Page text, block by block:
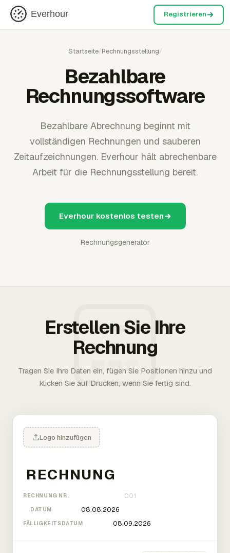
Everhour Registrieren
Startseite/Rechnungsstellung/
Bezahlbare
Rechnungssoftware
Bezahlbare Abrechnung beginnt mit
vollständigen Rechnungen und sauberen
Zeitaufzeichnungen. Everhour hält abrechenbare
Arbeit für die Rechnungsstellung bereit.
Everhour kostenlos testen
Rechnungsgenerator
Erstellen Sie Ihre
Rechnung
Tragen Sie Ihre Daten ein, fügen Sie Positionen hinzu und
klicken Sie auf Drucken, wenn Sie fertig sind.
Logo hinzufügen
RECHNUNG NR.
DATUM
FÄLLIGKEITSDATUM